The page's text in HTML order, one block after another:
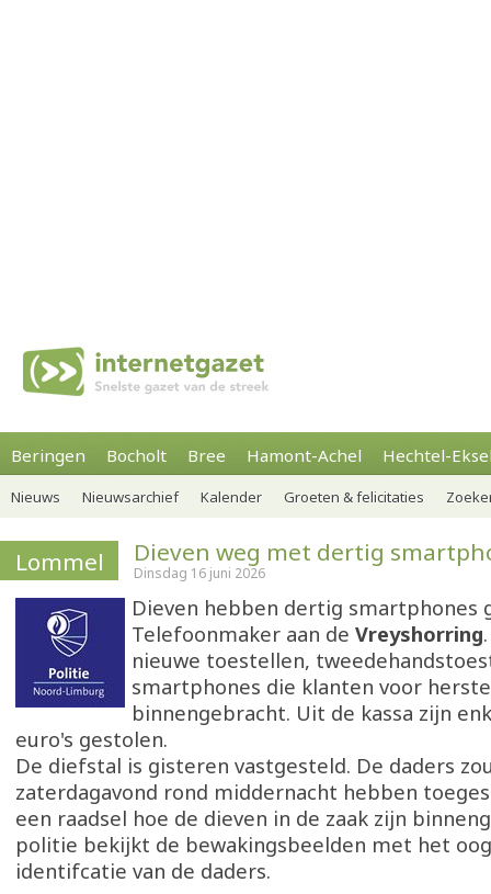
Beringen Bocholt Bree Hamont-Achel Hechtel-
Nieuws Nieuwsarchief Kalender Groeten & felicitaties
Lommel Dieven weg met dertig
Dinsdag 16 juni 2026
Dieven hebben dertig smartphones
Telefoonmaker aan de Vreyshorring
nieuwe toestellen,
smartphones die klanten voor
binnengebracht. Uit de kassa zijn
euro's gestolen.
De diefstal is gisteren vastgesteld. De daders
zaterdagavond rond middernacht hebben
een raadsel hoe de dieven in de zaak zijn
politie bekijkt de bewakingsbeelden met het
identifcatie van de daders.